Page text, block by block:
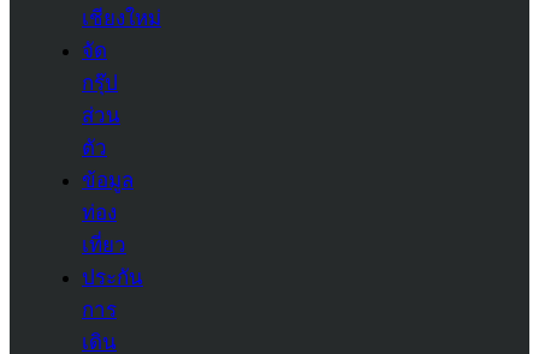
เชียงใหม่
จัด
กรุ๊ป
ส่วน
ตัว
ข้อมูล
ท่อง
เที่ยว
ประกัน
การ
เดิน